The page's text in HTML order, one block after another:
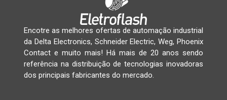
Encotre as melhores ofertas de automação industrial
da Delta Electronics, Schneider Electric, Weg, Phoenix
Contact e muito mais! Há mais de 20 anos sendo
referência na distribuição de tecnologias inovadoras
dos principais fabricantes do mercado.